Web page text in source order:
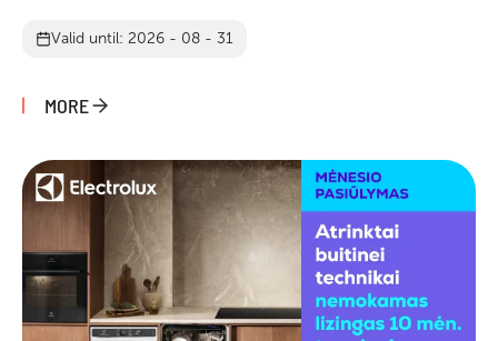
Valid until: 2026 - 08 - 31
MORE